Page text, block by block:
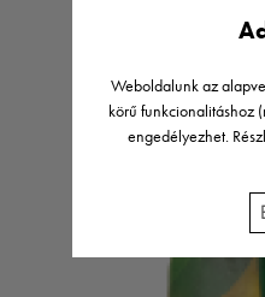
Weboldalunk az
körű funkcionalitáshoz
engedélyezhet.